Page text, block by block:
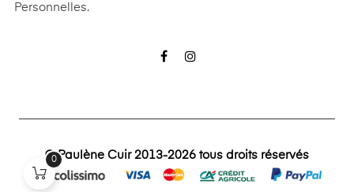
Personnelles.
Facebook
© Paulène Cuir 2013-2026 tous droits réservés
0